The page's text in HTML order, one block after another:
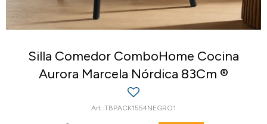
Silla Comedor ComboHome Cocina
Aurora Marcela Nórdica 83Cm ®
TBPACK1554NEGRO1